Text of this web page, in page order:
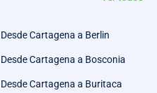
Desde Cartagena a Berlin
Desde Cartagena a Bosconia
Desde Cartagena a Buritaca